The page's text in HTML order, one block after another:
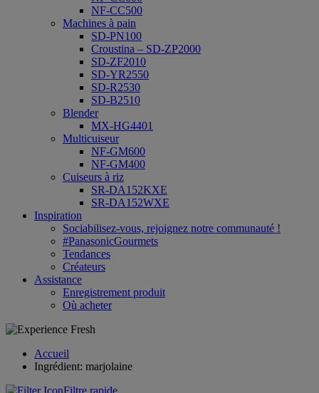
NF-CC500
Machines à pain
SD-PN100
Croustina – SD-ZP2000
SD-ZF2010
SD-YR2550
SD-R2530
SD-B2510
Blender
MX-HG4401
Multicuiseur
NF-GM600
NF-GM400
Cuiseurs à riz
SR-DA152KXE
SR-DA152WXE
Inspiration
Sociabilisez-vous, rejoignez notre communauté !
#PanasonicGourmets
Tendances
Créateurs
Assistance
Enregistrement produit
Où acheter
Accueil
Ingrédient: marjolaine
Filtre rapide